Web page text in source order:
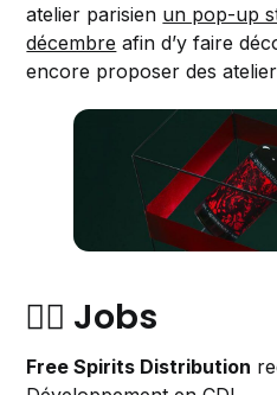
atelier parisien un pop-up
décembre afin d’y faire
encore proposer des
👷‍♀️ Jobs
Free Spirits Distribution